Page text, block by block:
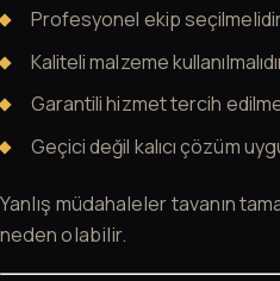
Profesyonel ekip
Kaliteli malzeme
Garantili hizmet tercih
Geçici değil kalıcı çözüm
Yanlış müdahaleler tavanın
neden olabilir.